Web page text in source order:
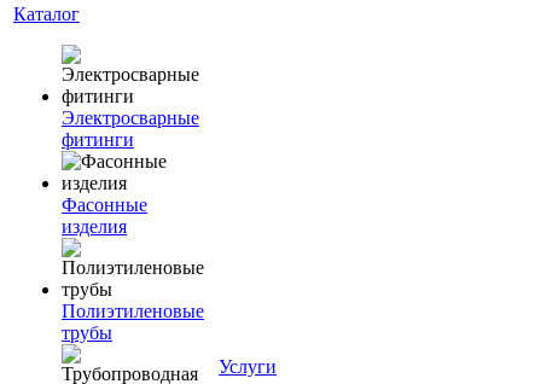
Каталог
Электросварные
фитинги
Фасонные
изделия
Полиэтиленовые
трубы
Услуги